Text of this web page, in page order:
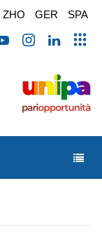
ZHO GER SPA